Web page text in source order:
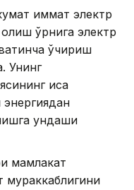
қиммат электр
ўрнига электр
ўчириш
Унинг
қисқа
ундаши
мамлакат
мураккаблигини